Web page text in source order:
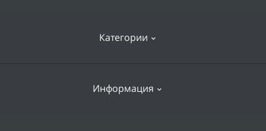
Категории
Информация